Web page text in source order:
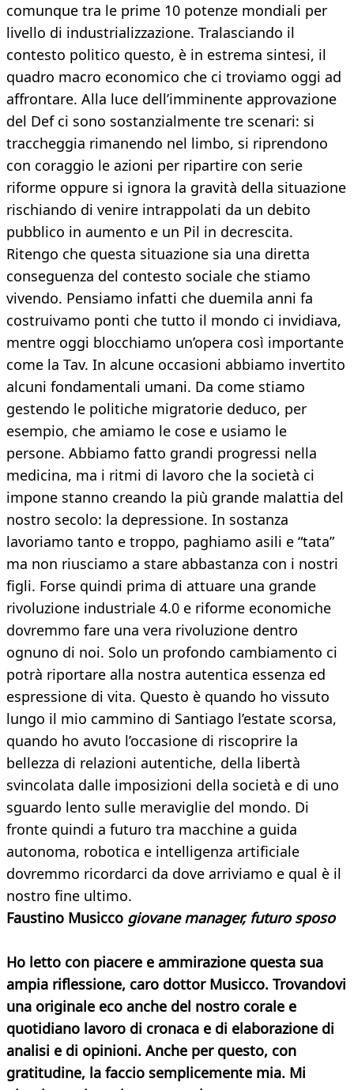
comunque tra le prime 10 potenze mondiali per
livello di industrializzazione. Tralasciando il
contesto politico questo, è in estrema sintesi, il
quadro macro economico che ci troviamo oggi ad
affrontare. Alla luce dell’imminente approvazione
del Def ci sono sostanzialmente tre scenari: si
traccheggia rimanendo nel limbo, si riprendono
con coraggio le azioni per ripartire con serie
riforme oppure si ignora la gravità della situazione
rischiando di venire intrappolati da un debito
pubblico in aumento e un Pil in decrescita.
Ritengo che questa situazione sia una diretta
conseguenza del contesto sociale che stiamo
vivendo. Pensiamo infatti che duemila anni fa
costruivamo ponti che tutto il mondo ci invidiava,
mentre oggi blocchiamo un’opera così importante
come la Tav. In alcune occasioni abbiamo invertito
alcuni fondamentali umani. Da come stiamo
gestendo le politiche migratorie deduco, per
esempio, che amiamo le cose e usiamo le
persone. Abbiamo fatto grandi progressi nella
medicina, ma i ritmi di lavoro che la società ci
impone stanno creando la più grande malattia del
nostro secolo: la depressione. In sostanza
lavoriamo tanto e troppo, paghiamo asili e “tata”
ma non riusciamo a stare abbastanza con i nostri
figli. Forse quindi prima di attuare una grande
rivoluzione industriale 4.0 e riforme economiche
dovremmo fare una vera rivoluzione dentro
ognuno di noi. Solo un profondo cambiamento ci
potrà riportare alla nostra autentica essenza ed
espressione di vita. Questo è quando ho vissuto
lungo il mio cammino di Santiago l’estate scorsa,
quando ho avuto l’occasione di riscoprire la
bellezza di relazioni autentiche, della libertà
svincolata dalle imposizioni della società e di uno
sguardo lento sulle meraviglie del mondo. Di
fronte quindi a futuro tra macchine a guida
autonoma, robotica e intelligenza artificiale
dovremmo ricordarci da dove arriviamo e qual è il
nostro fine ultimo.
Faustino Musicco giovane manager, futuro sposo
Ho letto con piacere e ammirazione questa sua
ampia riflessione, caro dottor Musicco. Trovandovi
una originale eco anche del nostro corale e
quotidiano lavoro di cronaca e di elaborazione di
analisi e di opinioni. Anche per questo, con
gratitudine, la faccio semplicemente mia. Mi